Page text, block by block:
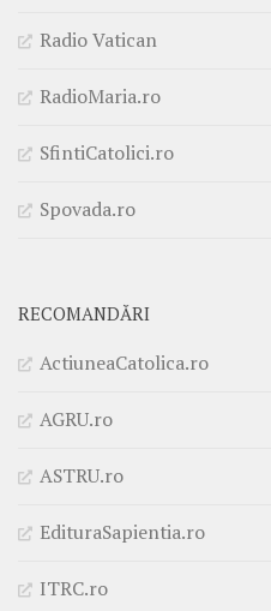
Radio Vatican
RadioMaria.ro
SfintiCatolici.ro
Spovada.ro
RECOMANDĂRI
ActiuneaCatolica.ro
AGRU.ro
ASTRU.ro
EdituraSapientia.ro
ITRC.ro